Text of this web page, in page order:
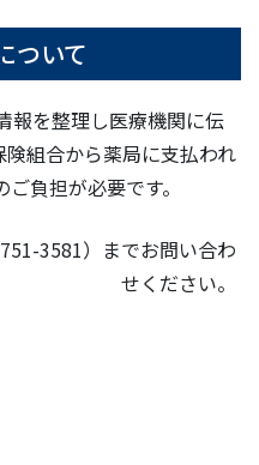
ついて
報を整理し医療機関に伝
組合から薬局に支払われ
負担が必要です。
3581）までお問い合わ
せください。